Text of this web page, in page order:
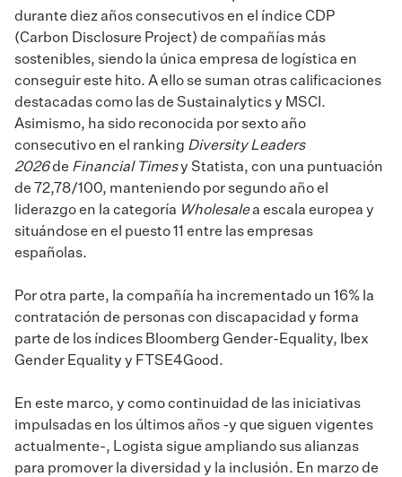
durante diez años consecutivos en el índice CDP
(Carbon Disclosure Project) de compañías más
sostenibles, siendo la única empresa de logística en
conseguir este hito. A ello se suman otras calificaciones
destacadas como las de Sustainalytics y MSCI.
Asimismo, ha sido reconocida por sexto año
consecutivo en el ranking Diversity Leaders
2026de Financial Timesy Statista, con una puntuación
de 72,78/100, manteniendo por segundo año el
liderazgo en la categoría Wholesalea escala europea y
situándose en el puesto 11 entre las empresas
españolas.
Por otra parte, la compañía ha incrementado un 16% la
contratación de personas con discapacidad y forma
parte de los índices Bloomberg Gender-Equality, Ibex
Gender Equality y FTSE4Good.
En este marco, y como continuidad de las iniciativas
impulsadas en los últimos años -y que siguen vigentes
actualmente-, Logista sigue ampliando sus alianzas
para promover la diversidad y la inclusión. En marzo de